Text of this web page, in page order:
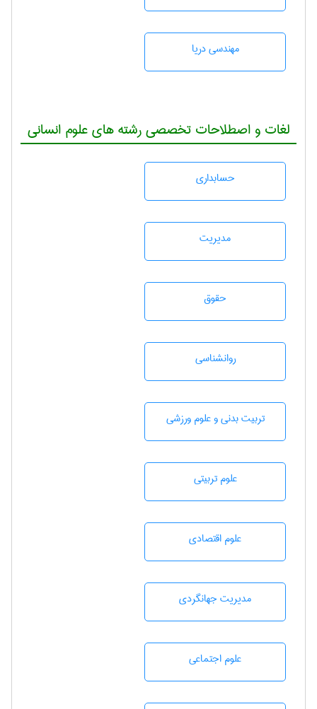
مهندسی دریا
لغات و اصطلاحات تخصصی رشته های علوم انسانی
حسابداری
مديريت
حقوق
روانشناسی
تربيت بدنی و علوم ورزشی
علوم تربيتی
علوم اقتصادی
مديريت جهانگردی
علوم اجتماعی